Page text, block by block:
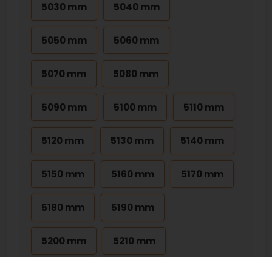
5030 mm 5040 mm
5050 mm 5060 mm
5070 mm 5080 mm
5090 mm 5100 mm 5110 mm
5120 mm 5130 mm 5140 mm
5150 mm 5160 mm 5170 mm
5180 mm 5190 mm
5200 mm 5210 mm